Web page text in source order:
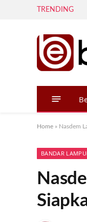
TRENDING
Home » Nasdem
BANDAR